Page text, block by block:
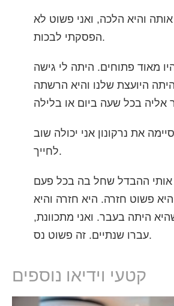
והיא הלכה, ואני פשוט לא
הפסקתי לבכות.
מאוד פתוחים. היתה לי גישה
7. אנני היתה היועצת שלנו והיא הרשתה
את נרקונון אני יכולה שוב
לחייך.
אותי ההבדל שחל בה בכל פעם
פשוט חזרה. היא חזרה והיא
היתה בעבר. ואני מתכוונת,
עברו שנתיים. זה פשוט נס.
קטעי וידיאו נוספים